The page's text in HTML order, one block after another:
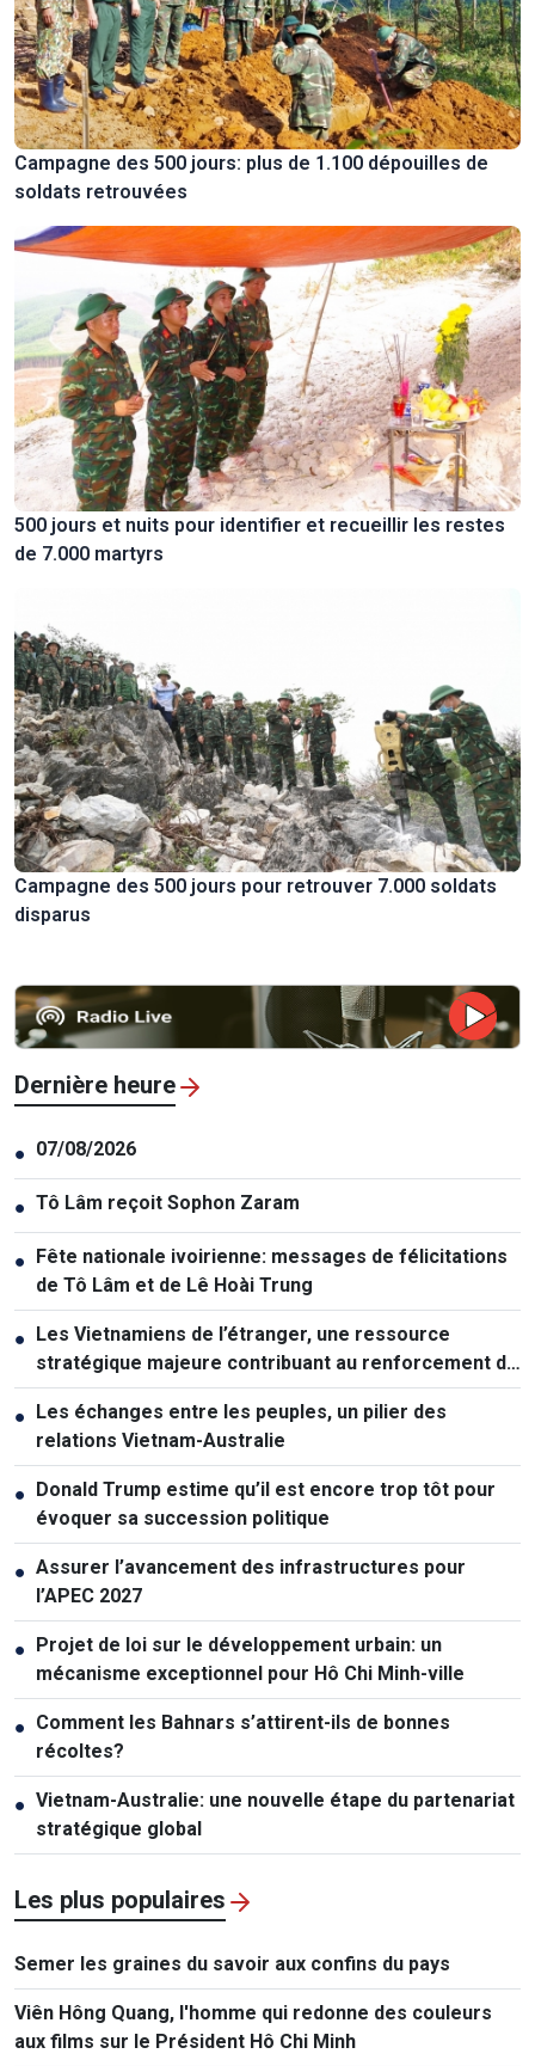
Campagne des 500 jours: plus de 1.100 dépouilles de
soldats retrouvées
500 jours et nuits pour identifier et recueillir les restes
de 7.000 martyrs
Campagne des 500 jours pour retrouver 7.000 soldats
disparus
Dernière heure
● 07/08/2026
● Tô Lâm reçoit Sophon Zaram
● Fête nationale ivoirienne: messages de félicitations
de Tô Lâm et de Lê Hoài Trung
● Les Vietnamiens de l’étranger, une ressource
stratégique majeure contribuant au renforcement de
la puissance nationale
● Les échanges entre les peuples, un pilier des
relations Vietnam-Australie
● Donald Trump estime qu’il est encore trop tôt pour
évoquer sa succession politique
● Assurer l’avancement des infrastructures pour
l’APEC 2027
● Projet de loi sur le développement urbain: un
mécanisme exceptionnel pour Hô Chi Minh-ville
● Comment les Bahnars s’attirent-ils de bonnes
récoltes?
● Vietnam-Australie: une nouvelle étape du partenariat
stratégique global
Les plus populaires
Semer les graines du savoir aux confins du pays
Viên Hông Quang, l'homme qui redonne des couleurs
aux films sur le Président Hô Chi Minh